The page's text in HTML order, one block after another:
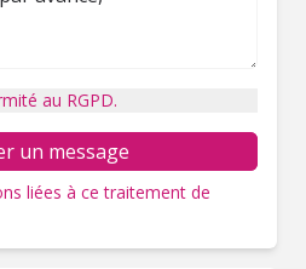
au RGPD.
un message
liées à ce traitement de